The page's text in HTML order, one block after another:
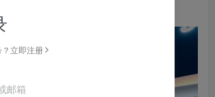
立即注册
邮箱